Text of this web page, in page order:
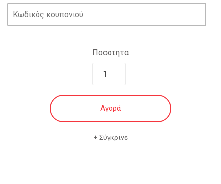
€99.80.είναι:
Ποσότητα
Αγορά
Σύγκρινε